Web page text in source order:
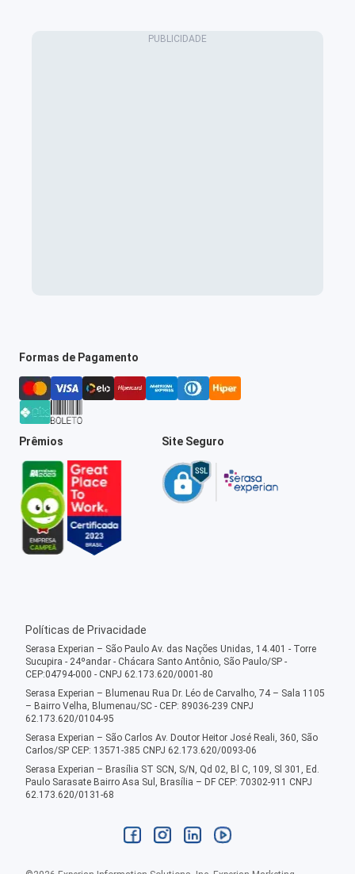
Formas de Pagamento
Prêmios Site Seguro
Políticas de Privacidade
Serasa Experian – São Paulo Av. das Nações Unidas, 14.401 - Torre
Sucupira - 24ºandar - Chácara Santo Antônio, São Paulo/SP -
CEP:04794-000 - CNPJ 62.173.620/0001-80
Serasa Experian – Blumenau Rua Dr. Léo de Carvalho, 74 – Sala 1105
– Bairro Velha, Blumenau/SC - CEP: 89036-239 CNPJ
62.173.620/0104-95
Serasa Experian – São Carlos Av. Doutor Heitor José Reali, 360, São
Carlos/SP CEP: 13571-385 CNPJ 62.173.620/0093-06
Serasa Experian – Brasília ST SCN, S/N, Qd 02, Bl C, 109, Sl 301, Ed.
Paulo Sarasate Bairro Asa Sul, Brasília – DF CEP: 70302-911 CNPJ
62.173.620/0131-68